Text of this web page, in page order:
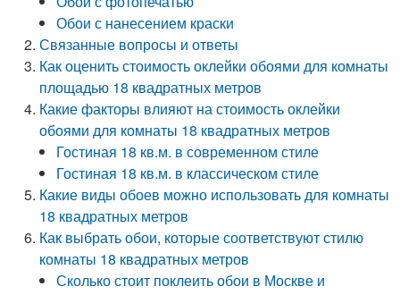
Обои с нанесением краски
Связанные вопросы и ответы
Как оценить стоимость оклейки обоями для комнаты
площадью 18 квадратных метров
Какие факторы влияют на стоимость оклейки
обоями для комнаты 18 квадратных метров
Гостиная 18 кв.м. в современном стиле
Гостиная 18 кв.м. в классическом стиле
Какие виды обоев можно использовать для комнаты
18 квадратных метров
Как выбрать обои, которые соответствуют стилю
комнаты 18 квадратных метров
Сколько стоит поклеить обои в Москве и